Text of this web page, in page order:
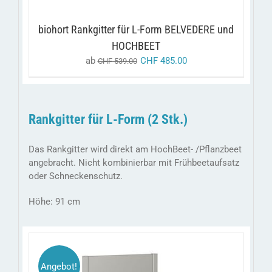
PRODUKTSEITE
GEWÄHLT
WERDEN
biohort Rankgitter für L-Form BELVEDERE und
HOCHBEET
abCHF539.00 CHF485.00
Rankgitter für L-Form (2 Stk.)
Das Rankgitter wird direkt am HochBeet- /Pflanzbeet
angebracht. Nicht kombinierbar mit Frühbeetaufsatz
oder Schneckenschutz.
Höhe: 91 cm
Angebot!